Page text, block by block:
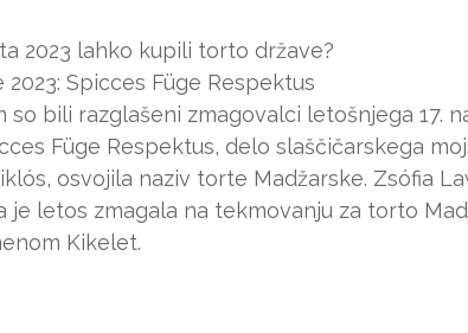
2023 lahko kupili torto države?
2023: Spicces Füge Respektus
so bili razglašeni zmagovalci letošnjega 17.
Füge Respektus, delo slaščičarskega
osvojila naziv torte Madžarske. Zsófia
je letos zmagala na tekmovanju za torto
Kikelet.